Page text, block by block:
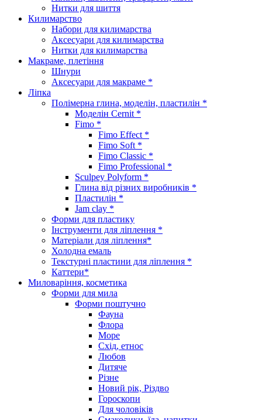
Нитки для шиття
Килимарство
Набори для килимарства
Аксесуари для килимарства
Нитки для килимарства
Макраме, плетіння
Шнури
Аксесуари для макраме *
Ліпка
Полімерна глина, моделін, пластилін *
Моделін Cernit *
Fimo *
Fimo Effect *
Fimo Soft *
Fimo Classic *
Fimo Professional *
Sculpey Polyform *
Глина від різних виробників *
Пластилін *
Jam clay *
Форми для пластику
Інструменти для ліплення *
Матеріали для ліплення*
Холодна емаль
Текстурні пластини для ліплення *
Каттери*
Миловаріння, косметика
Форми для мила
Форми поштучно
Фауна
Флора
Море
Схід, етнос
Любов
Дитяче
Різне
Новий рік, Різдво
Гороскопи
Для чоловіків